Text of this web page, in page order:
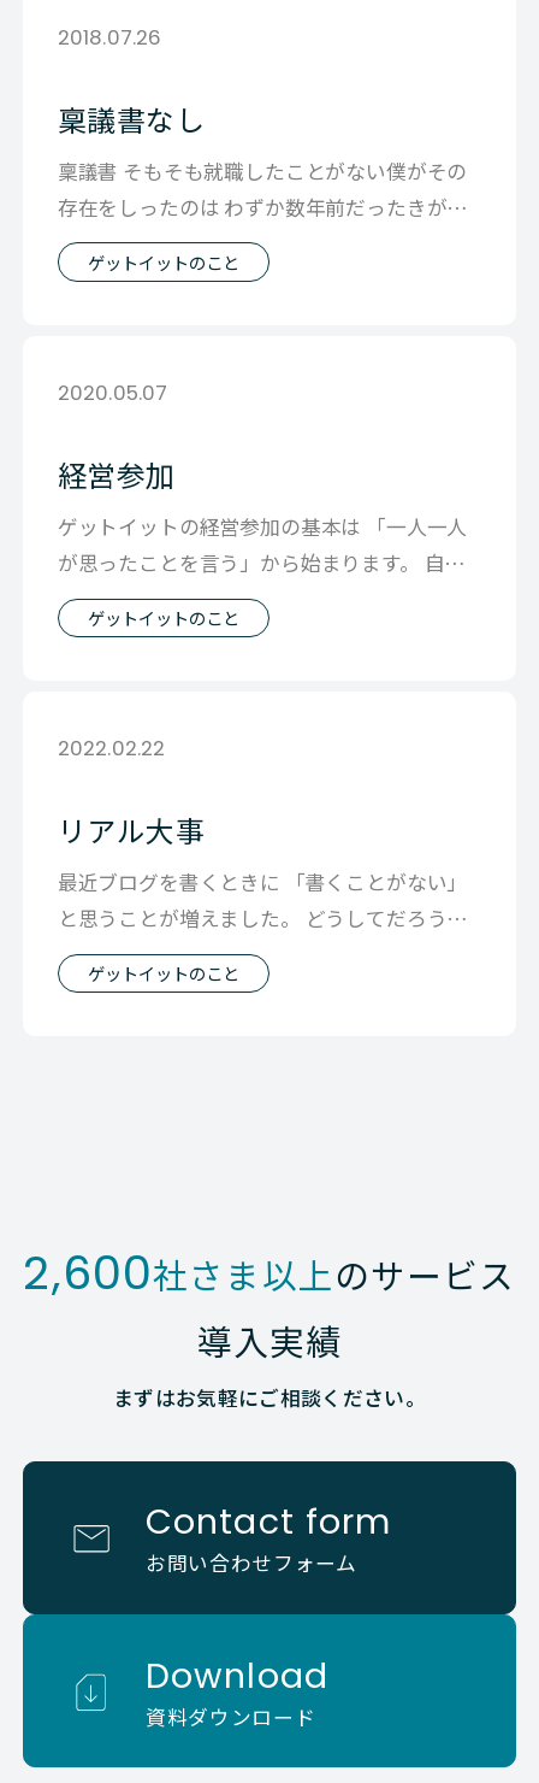
2018.07.26
稟議書なし
稟議書 そもそも就職したことがない僕がその
存在をしったのは わずか数年前だったきがし
ます 稟議書 フォーマットに始まり
ゲットイットのこと
2020.05.07
経営参加
ゲットイットの経営参加の基本は 「一人一人
が思ったことを言う」から始まります。 自分
の役割や年次の壁なんかをとっぱらって
ゲットイットのこと
2022.02.22
リアル大事
最近ブログを書くときに 「書くことがない」
と思うことが増えました。 どうしてだろう？
と考えてみると やっぱり 仕事はし
ゲットイットのこと
2,600社さま以上のサービス
導入実績
まずはお気軽にご相談ください。
Contact form
お問い合わせフォーム
Download
資料ダウンロード